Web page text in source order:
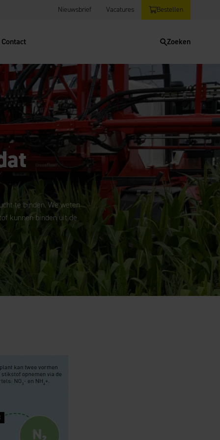
Nieuwsbrief Vacatures Bestellen
Contact Zoeken
te binden. We weten
kunnen binden uit de